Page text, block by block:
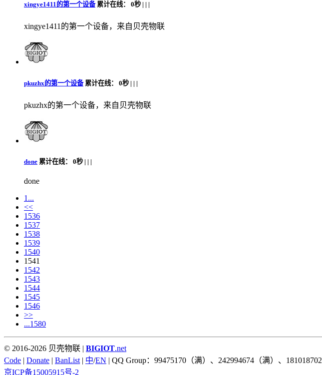
xingye1411的第一个设备累计在线： 0秒 | | |
xingye1411的第一个设备，来自贝壳物联
pkuzhx的第一个设备累计在线： 0秒 | | |
pkuzhx的第一个设备，来自贝壳物联
done 累计在线： 0秒 | | |
done
1...
<<
1536
1537
1538
1539
1540
1541
1542
1543
1544
1545
1546
>>
...1580
© 2016-2026 贝壳物联 | BIGIOT.net
Code | Donate | BanList | 中/EN | QQ Group：99475170（满）、242994674（满）、181018702
京ICP备15005915号-2